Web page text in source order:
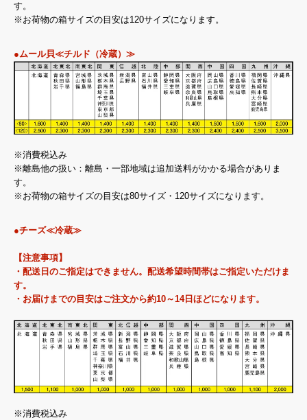
す。
※お荷物の箱サイズの目安は120サイズになります。
●ムール貝≪チルド（冷蔵）≫
※消費税込み
※離島他の扱い：離島・一部地域は追加送料がかかる場合がありま
す。
※お荷物の箱サイズの目安は80サイズ・120サイズになります。
●チーズ≪冷蔵≫
【注意事項】
・配送日のご指定はできません。配送希望時間帯はご指定いただけま
す。
・お届けまでの目安はご注文から約10～14日ほどになります。
※消費税込み